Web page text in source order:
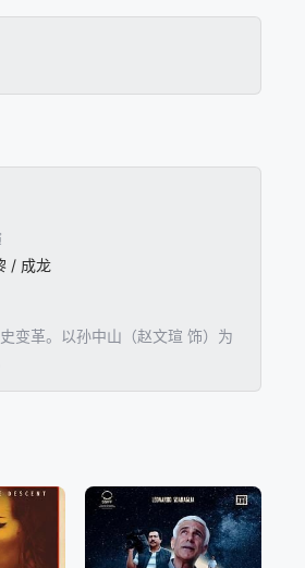
/ 成龙
变革。以孙中山（赵文瑄 饰）为